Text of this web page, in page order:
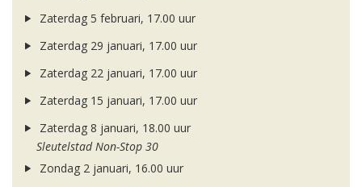
Zaterdag 5 februari, 17.00 uur
Zaterdag 29 januari, 17.00 uur
Zaterdag 22 januari, 17.00 uur
Zaterdag 15 januari, 17.00 uur
Zaterdag 8 januari, 18.00 uur
Sleutelstad Non-Stop 30
Zondag 2 januari, 16.00 uur